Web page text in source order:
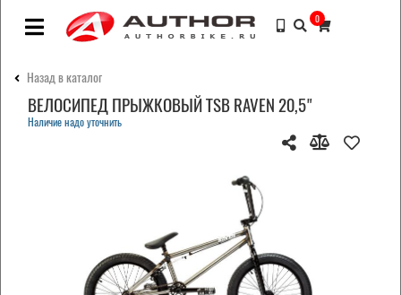
0
Назад в каталог
ВЕЛОСИПЕД ПРЫЖКОВЫЙ TSB RAVEN 20,5"
Наличие надо уточнить